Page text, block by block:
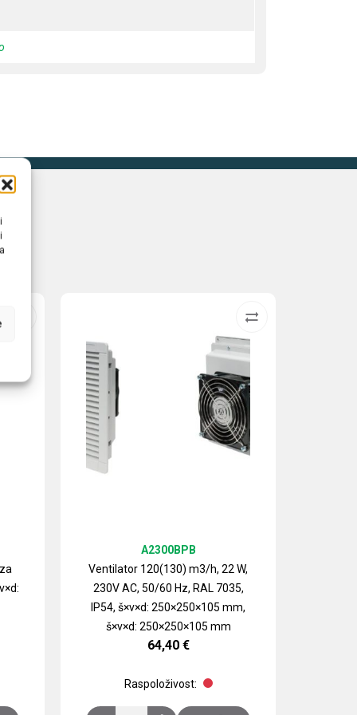
Ventilator 120(130) m3/h, 22 W,
230V AC, 50/60 Hz, RAL 7035,
IP54, š×v×d: 250×250×105 mm,
š×v×d: 250×250×105 mm
A2300BPB
64,40 €
Raspoloživost: